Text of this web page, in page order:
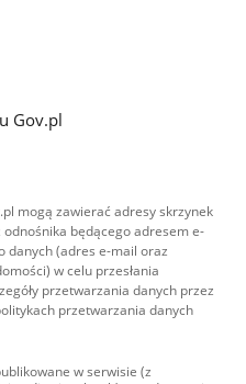
Gov.pl
mogą zawierać adresy skrzynek
będącego adresem e-
danych (adres e-mail oraz
w celu przesłania
przetwarzania danych przez
przetwarzania danych
w serwisie (z